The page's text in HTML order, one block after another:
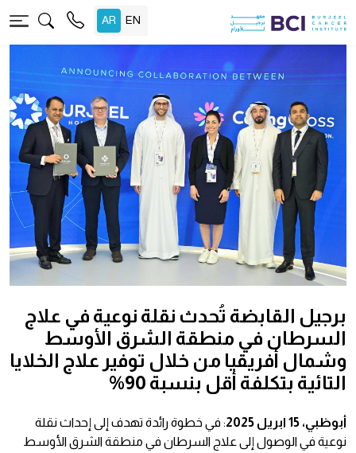
برجيل القابضة تُحدث نقلة نوعية في علاج
السرطان في منطقة الشرق الأوسط
وشمال أفريقيا من خلال توفير علاج الخلايا
التائية بتكلفة أقل بنسبة 90%
أبوظبي، 15 ابريل 2025: في خطوة رائدة تهدف إلى إحداث نقلة
نوعية في الوصول إلى علاج السرطان في منطقة الشرق الأوسط